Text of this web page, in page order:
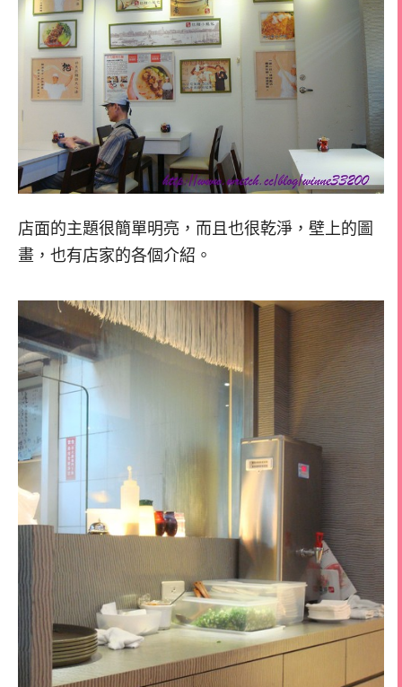
店面的主題很簡單明亮，而且也很乾淨，壁上的圖
畫，也有店家的各個介紹。